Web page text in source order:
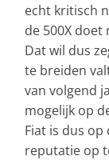
echt kritisch
de 500X
Dat wil dus
te breiden
van volgend
mogelijk op
Fiat is dus op
reputatie op